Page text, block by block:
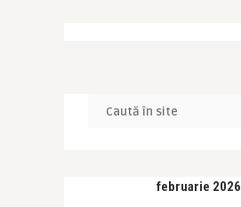
februarie 2026